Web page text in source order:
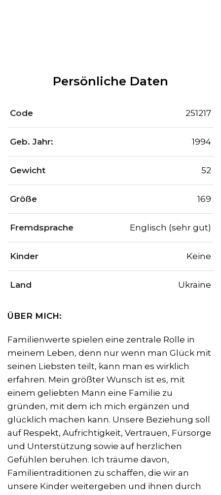
Persönliche Daten
Code 251217
Geb. Jahr: 1994
Gewicht 52
Größe 169
Fremdsprache Englisch (sehr gut)
Kinder Keine
Land Ukraine
ÜBER MICH:
Familienwerte spielen eine zentrale Rolle in
meinem Leben, denn nur wenn man Glück mit
seinen Liebsten teilt, kann man es wirklich
erfahren. Mein größter Wunsch ist es, mit
einem geliebten Mann eine Familie zu
gründen, mit dem ich mich ergänzen und
glücklich machen kann. Unsere Beziehung soll
auf Respekt, Aufrichtigkeit, Vertrauen, Fürsorge
und Unterstützung sowie auf herzlichen
Gefühlen beruhen. Ich träume davon,
Familientraditionen zu schaffen, die wir an
unsere Kinder weitergeben und ihnen durch